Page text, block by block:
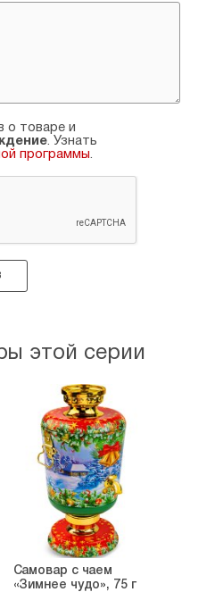
о товаре и
. Узнать
программы.
этой серии
Самовар с чаем
«Зимнее чудо», 75 г